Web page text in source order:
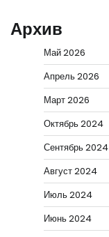
Архив
Май 2026
Апрель 2026
Март 2026
Октябрь 2024
Сентябрь 2024
Август 2024
Июль 2024
Июнь 2024